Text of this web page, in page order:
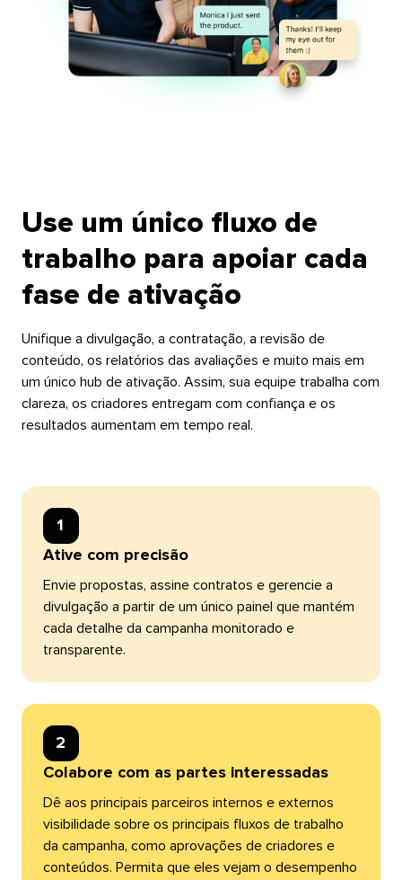
Use um único fluxo de
trabalho para apoiar cada
fase de ativação​​
Unifique a divulgação, a contratação, a revisão de
conteúdo, os relatórios das avaliações e muito mais em
um único hub de ativação. Assim, sua equipe trabalha com
clareza, os criadores entregam com confiança e os
resultados aumentam em tempo real.​​
1​​
Ative com precisão​​
Envie propostas, assine contratos e gerencie a
divulgação a partir de um único painel que mantém
cada detalhe da campanha monitorado e
transparente.​​
2​​
Colabore com as partes interessadas​​
Dê aos principais parceiros internos e externos
visibilidade sobre os principais fluxos de trabalho
da campanha, como aprovações de criadores e
conteúdos. Permita que eles vejam o desempenho